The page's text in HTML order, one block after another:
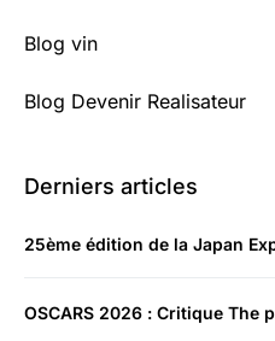
Blog vin
Blog Devenir Realisateur
Derniers articles
25ème édition de la Japan
OSCARS 2026 : Critique The